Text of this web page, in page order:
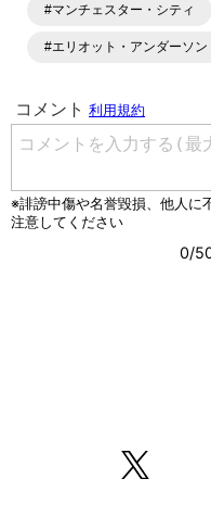
#マンチェスター・シティ
#エリオット・アンダーソン